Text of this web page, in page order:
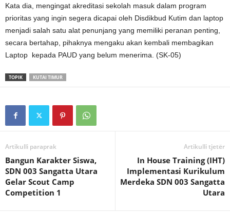
Kata dia, mengingat akreditasi sekolah masuk dalam program
prioritas yang ingin segera dicapai oleh Disdikbud Kutim dan laptop
menjadi salah satu alat penunjang yang memiliki peranan penting,
secara bertahap, pihaknya mengaku akan kembali membagikan
Laptop kepada PAUD yang belum menerima. (SK-05)
TOPIK KUTAI TIMUR
Artikulli paraprak
Bangun Karakter Siswa,
SDN 003 Sangatta Utara
Gelar Scout Camp
Competition 1
Artikulli tjetër
In House Training (IHT)
Implementasi Kurikulum
Merdeka SDN 003 Sangatta
Utara